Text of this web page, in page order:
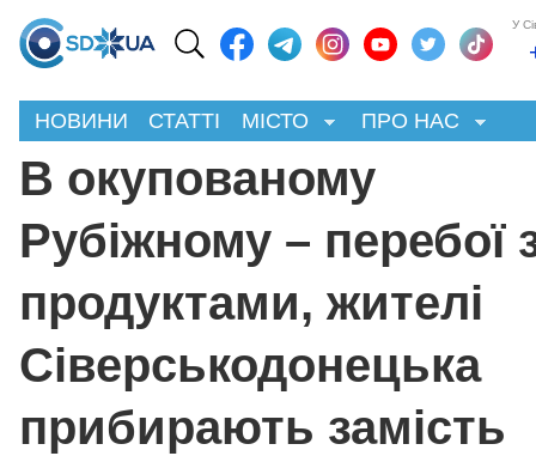
У
НОВИНИ СТАТТІ МІСТО ПРО НАС
В окупованому
Рубіжному – перебої
продуктами, жителі
Сіверськодонецька
прибирають замість